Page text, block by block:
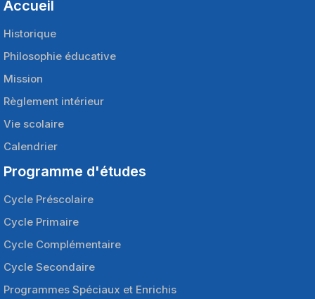
Accueil
Historique
Philosophie éducative
Mission
Règlement intérieur
Vie scolaire
Calendrier
Programme d'études
Cycle Préscolaire
Cycle Primaire
Cycle Complémentaire
Cycle Secondaire
Programmes Spéciaux et Enrichis